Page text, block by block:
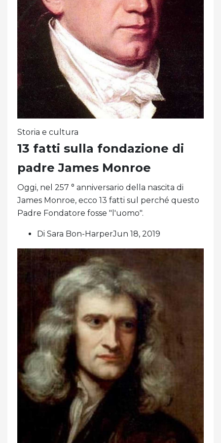
Storia e cultura
13 fatti sulla fondazione di
padre James Monroe
Oggi, nel 257 ° anniversario della nascita di
James Monroe, ecco 13 fatti sul perché questo
Padre Fondatore fosse "l'uomo".
Di Sara Bon-HarperJun 18, 2019